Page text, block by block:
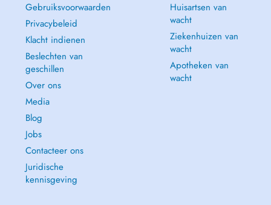
Gebruiksvoorwaarden
Privacybeleid
Klacht indienen
Beslechten van
geschillen
Over ons
Media
Blog
Jobs
Contacteer ons
Juridische
kennisgeving
Huisartsen van
wacht
Ziekenhuizen van
wacht
Apotheken van
wacht